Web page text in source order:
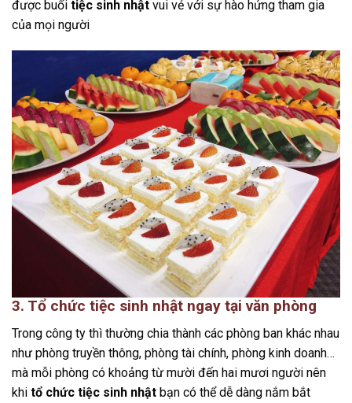
được buổi tiệc sinh nhật vui vẻ với sự hào hứng tham gia
của mọi người
3. Tổ chức tiệc sinh nhật ngay tại văn phòng
Trong công ty thì thường chia thành các phòng ban khác nhau
như phòng truyền thông, phòng tài chính, phòng kinh doanh…
mà mỗi phòng có khoảng từ mười đến hai mươi người nên
khi tổ chức tiệc sinh nhật bạn có thể dễ dàng nắm bắt